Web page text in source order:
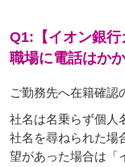
Q1:【イオン銀
職場に電話はか
ご勤務先へ在籍確認
社名は名乗らず個人
社名を尋ねられた場
望があった場合は「